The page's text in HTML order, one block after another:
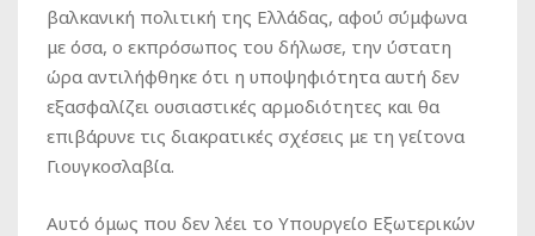
βαλκανική πολιτική της Ελλάδας, αφού σύμφωνα
με όσα, ο εκπρόσωπος του δήλωσε, την ύστατη
ώρα αντιλήφθηκε ότι η υποψηφιότητα αυτή δεν
εξασφαλίζει ουσιαστικές αρμοδιότητες και θα
επιβάρυνε τις διακρατικές σχέσεις με τη γείτονα
Γιουγκοσλαβία.
Αυτό όμως που δεν λέει το Υπουργείο Εξωτερικών